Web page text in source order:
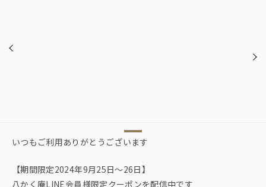
いつもご利用ありがとうございます
【期間限定2024年9月25日〜26日】
八かく庵LINE会員様限定クーポンを配信中です